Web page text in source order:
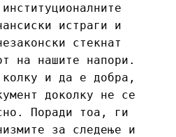
истраги и
стекнат
на нашите напори.
и да е добра,
доколку не се
Поради тоа, ги
за следење и